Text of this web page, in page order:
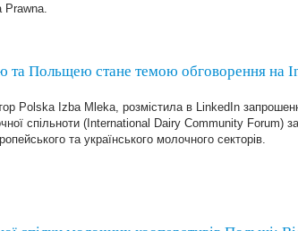
Prawna.
та Польщею стане темою обговорення на
Polska Izba Mleka, розмістила в LinkedIn
спільноти (International Dairy Community Forum)
та українського молочного секторів.